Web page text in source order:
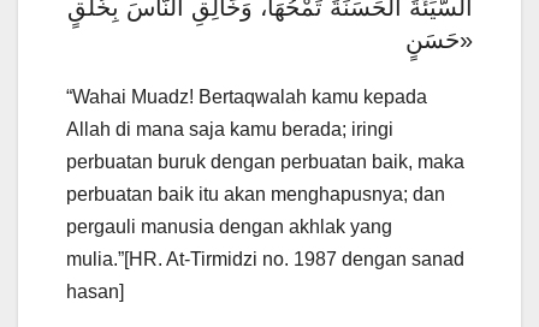
السَّيِّئَةَ الحَسَنَةَ تَمْحُهَا، وَخَالِقِ النَّاسَ بِخُلُقٍ
حَسَنٍ»
“Wahai Muadz! Bertaqwalah kamu kepada
Allah di mana saja kamu berada; iringi
perbuatan buruk dengan perbuatan baik, maka
perbuatan baik itu akan menghapusnya; dan
pergauli manusia dengan akhlak yang
mulia.”[HR. At-Tirmidzi no. 1987 dengan sanad
hasan]